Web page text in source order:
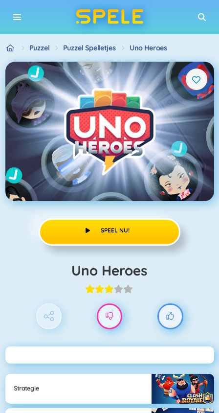
Puzzel Puzzel Spelletjes Uno Heroes
SPEEL NU!
Uno Heroes
Strategie